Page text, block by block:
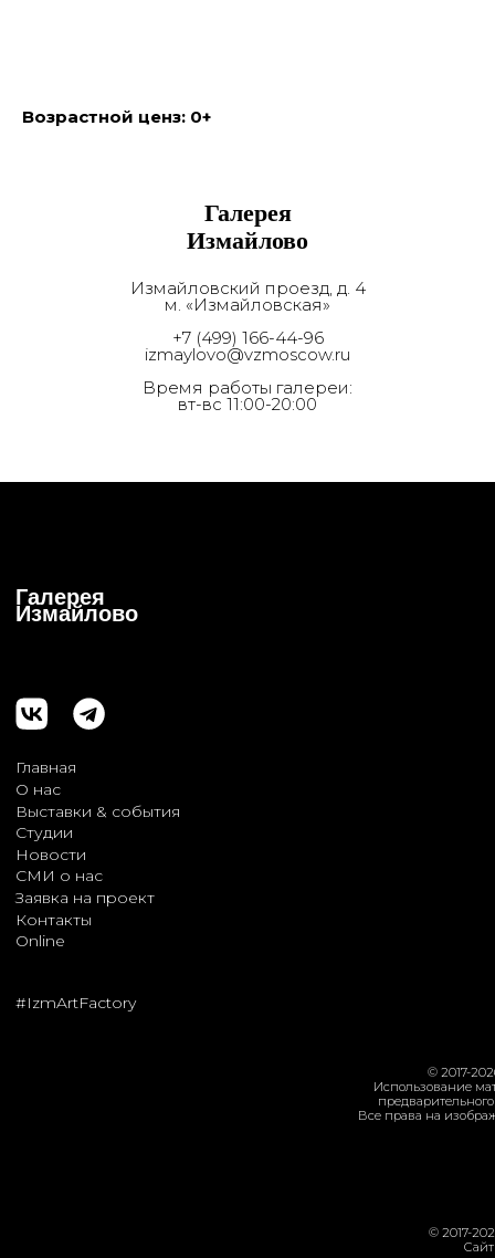
Возрастной ценз: 0+
Галерея
Измайлово
Измайловский проезд, д. 4
м. «Измайловская»
+7 (499) 166-44-96
izmaylovo@vzmoscow.ru
Время работы галереи:
вт-вс 11:00-20:00